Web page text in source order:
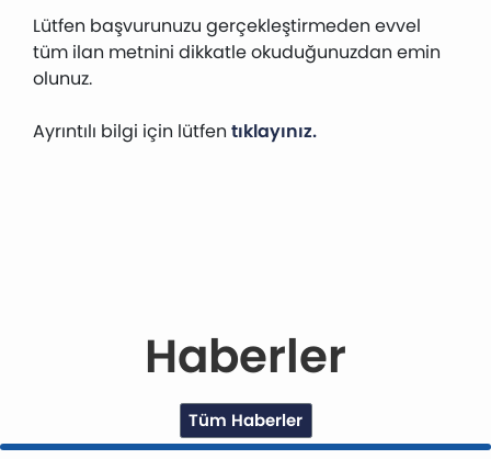
Lütfen başvurunuzu gerçekleştirmeden evvel
tüm ilan metnini dikkatle okuduğunuzdan emin
olunuz.
Ayrıntılı bilgi için lütfen tıklayınız.
Haberler
Tüm Haberler